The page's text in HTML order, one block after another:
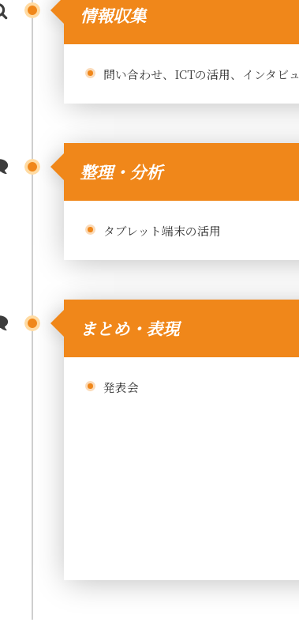
情報収集
問い合わせ、ICTの活用、インタビ
整理・分析
タブレット端末の活用
まとめ・表現
発表会